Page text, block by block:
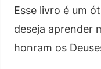
Esse livro é um
deseja aprender
honram os